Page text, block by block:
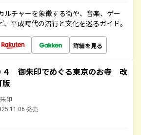
ルチャーを象徴する街や、音楽、ゲー
平成時代の流行と文化を巡るガイド。
詳細を見る
４ 御朱印でめぐる東京のお寺 改
版
印
発売